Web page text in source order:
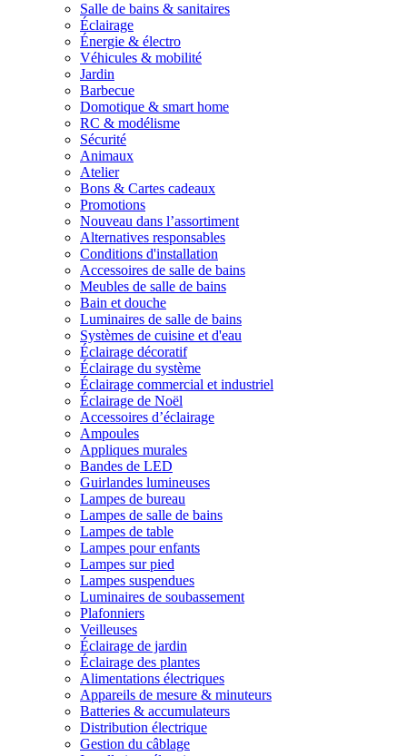
Salle de bains & sanitaires
Éclairage
Énergie & électro
Véhicules & mobilité
Jardin
Barbecue
Domotique & smart home
RC & modélisme
Sécurité
Animaux
Atelier
Bons & Cartes cadeaux
Promotions
Nouveau dans l’assortiment
Alternatives responsables
Conditions d'installation
Accessoires de salle de bains
Meubles de salle de bains
Bain et douche
Luminaires de salle de bains
Systèmes de cuisine et d'eau
Éclairage décoratif
Éclairage du système
Éclairage commercial et industriel
Éclairage de Noël
Accessoires d’éclairage
Ampoules
Appliques murales
Bandes de LED
Guirlandes lumineuses
Lampes de bureau
Lampes de salle de bains
Lampes de table
Lampes pour enfants
Lampes sur pied
Lampes suspendues
Luminaires de soubassement
Plafonniers
Veilleuses
Éclairage de jardin
Éclairage des plantes
Alimentations électriques
Appareils de mesure & minuteurs
Batteries & accumulateurs
Distribution électrique
Gestion du câblage